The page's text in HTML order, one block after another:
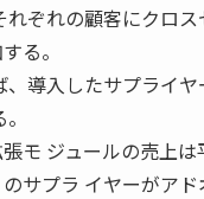
れぞれの顧客にクロ
る。
導入したサプライ
モ ジュールの売上
サプラ イヤーがア